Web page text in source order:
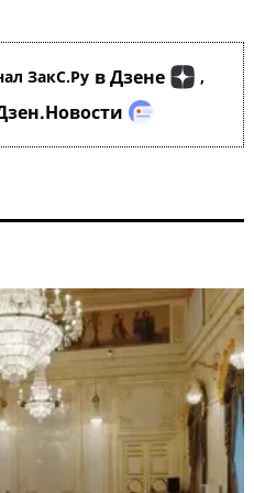
ЗакС.Ру в Дзене ,